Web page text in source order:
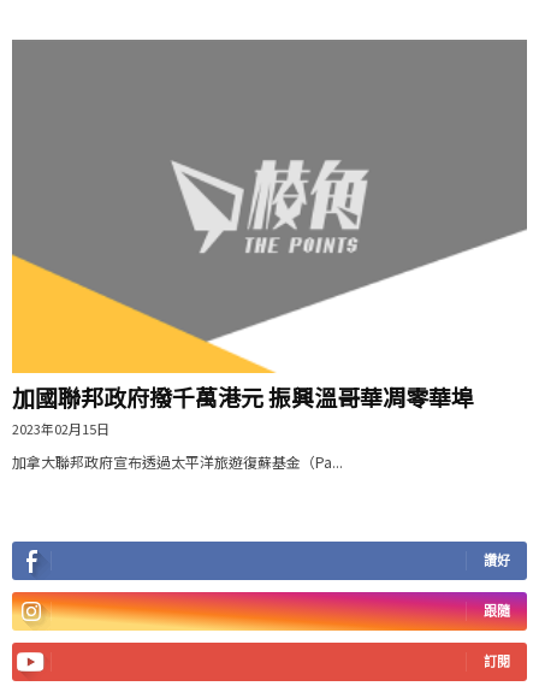
加國聯邦政府撥千萬港元 振興溫哥華凋零華埠
2023年02月15日
加拿大聯邦政府宣布透過太平洋旅遊復蘇基金（Pa...
讚好
跟隨
訂閱